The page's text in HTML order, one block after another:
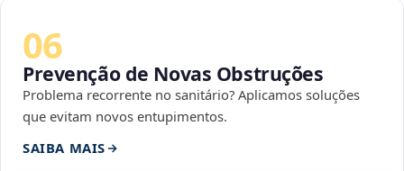
06
Prevenção de Novas Obstruções
Problema recorrente no sanitário? Aplicamos soluções
que evitam novos entupimentos.
SAIBA MAIS